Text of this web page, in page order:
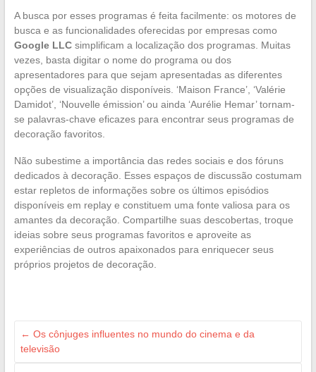
A busca por esses programas é feita facilmente: os motores de
busca e as funcionalidades oferecidas por empresas como
Google LLCsimplificam a localização dos programas. Muitas
vezes, basta digitar o nome do programa ou dos
apresentadores para que sejam apresentadas as diferentes
opções de visualização disponíveis. ‘Maison France’, ‘Valérie
Damidot’, ‘Nouvelle émission’ ou ainda ‘Aurélie Hemar’ tornam-
se palavras-chave eficazes para encontrar seus programas de
decoração favoritos.
Não subestime a importância das redes sociais e dos fóruns
dedicados à decoração. Esses espaços de discussão costumam
estar repletos de informações sobre os últimos episódios
disponíveis em replay e constituem uma fonte valiosa para os
amantes da decoração. Compartilhe suas descobertas, troque
ideias sobre seus programas favoritos e aproveite as
experiências de outros apaixonados para enriquecer seus
próprios projetos de decoração.
← Os cônjuges influentes no mundo do cinema e da
televisão